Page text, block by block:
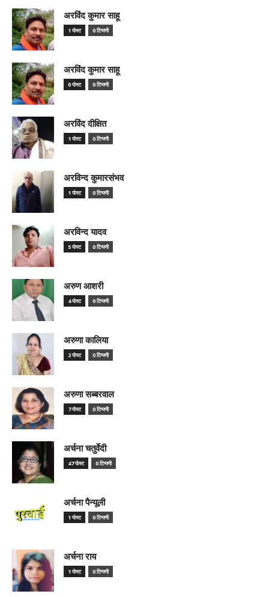
अरविंद कुमार साहू
1 पोस्ट 0 टिप्पणी
अरविंद कुमार साहू
0 पोस्ट 0 टिप्पणी
अरविंद दीक्षित
1 पोस्ट 0 टिप्पणी
अरविन्द कुमारसंभव
1 पोस्ट 0 टिप्पणी
अरविन्द यादव
5 पोस्ट 0 टिप्पणी
अरुण आशरी
4 पोस्ट 0 टिप्पणी
अरुणा कालिया
2 पोस्ट 0 टिप्पणी
अरुणा सब्बरवाल
7 पोस्ट 0 टिप्पणी
अर्चना चतुर्वेदी
47 पोस्ट 0 टिप्पणी
अर्चना पैन्यूली
1 पोस्ट 0 टिप्पणी
अर्चना राय
1 पोस्ट 0 टिप्पणी